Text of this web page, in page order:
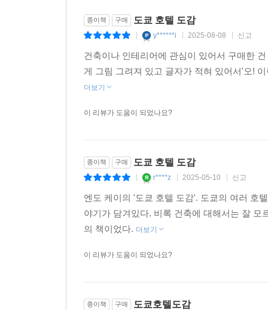
종이책 구매 도쿄 호텔 도감
y******i 2025-08-08 신고
건축이나 인테리어에 관심이 있어서 구매한
게 그림 그려져 있고 글자가 적혀 있어서'오!
더보기
이 리뷰가 도움이 되었나요?
종이책 구매 도쿄 호텔 도감
r****z 2025-05-10 신고
엔도 케이의 '도쿄 호텔 도감'. 도쿄의 여러 호
야기가 담겨있다. 비록 건축에 대해서는 잘
의 책이었다. 더보기
이 리뷰가 도움이 되었나요?
종이책 구매 도쿄호텔도감